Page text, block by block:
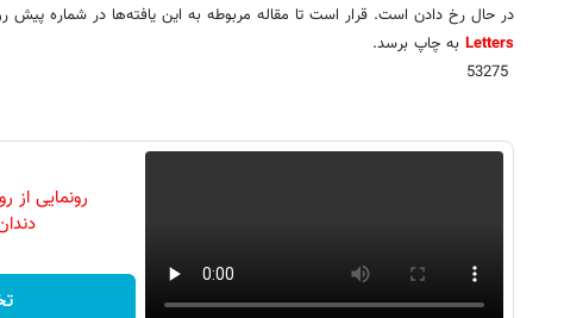
در حال رخ دادن است. قرار است تا مقاله مربوطه به این یافته‌ها در شماره پیش
Letters به چاپ برسد.
رونمایی